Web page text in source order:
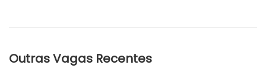
Outras Vagas Recentes